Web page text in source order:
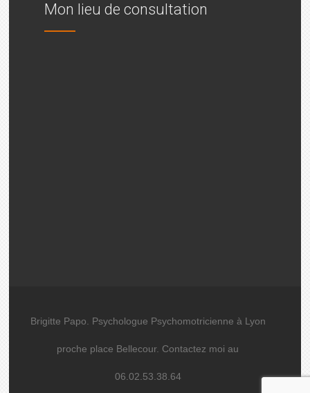
Mon lieu de consultation
Brigitte Papo. Psychologue Psychomotricienne à Lyon
proche place Bellecour. Contactez moi au
06.02.53.38.64